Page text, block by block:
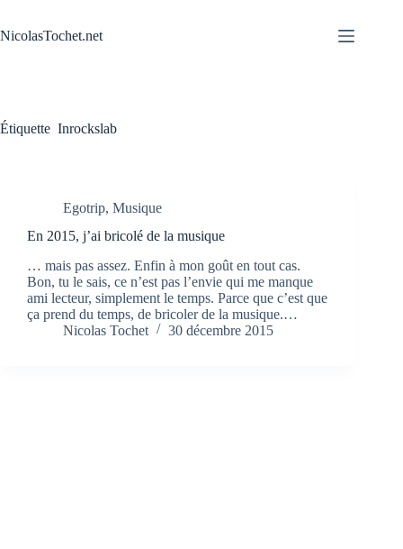
contenu
NicolasTochet.net
Étiquette Inrockslab
Egotrip, Musique
En 2015, j’ai bricolé de la musique
… mais pas assez. Enfin à mon goût en tout cas.
Bon, tu le sais, ce n’est pas l’envie qui me manque
ami lecteur, simplement le temps. Parce que c’est que
ça prend du temps, de bricoler de la musique.…
Nicolas Tochet
30 décembre 2015